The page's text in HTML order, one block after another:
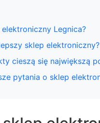
Legnica?
sklep elektroniczny?
cieszą się największą
pytania o sklep